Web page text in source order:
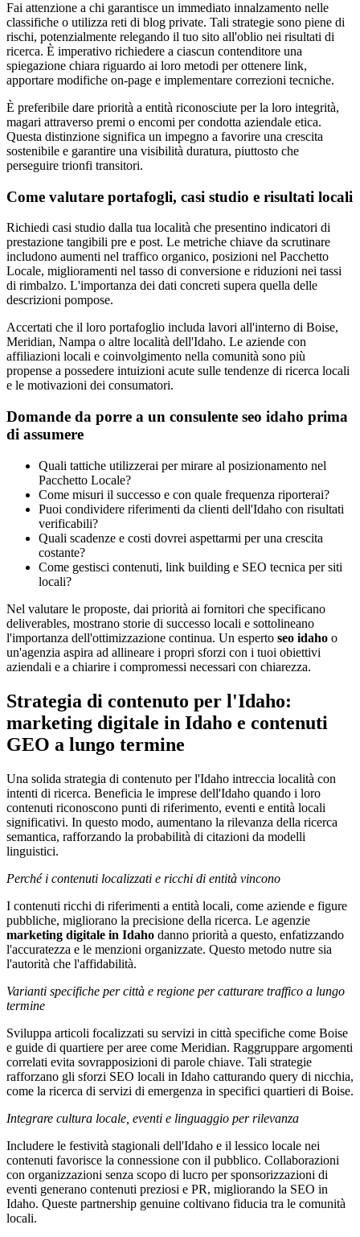
Fai attenzione a chi garantisce un immediato innalzamento nelle
classifiche o utilizza reti di blog private. Tali strategie sono piene di
rischi, potenzialmente relegando il tuo sito all'oblio nei risultati di
ricerca. È imperativo richiedere a ciascun contenditore una
spiegazione chiara riguardo ai loro metodi per ottenere link,
apportare modifiche on-page e implementare correzioni tecniche.
È preferibile dare priorità a entità riconosciute per la loro integrità,
magari attraverso premi o encomi per condotta aziendale etica.
Questa distinzione significa un impegno a favorire una crescita
sostenibile e garantire una visibilità duratura, piuttosto che
perseguire trionfi transitori.
Come valutare portafogli, casi studio e risultati locali
Richiedi casi studio dalla tua località che presentino indicatori di
prestazione tangibili pre e post. Le metriche chiave da scrutinare
includono aumenti nel traffico organico, posizioni nel Pacchetto
Locale, miglioramenti nel tasso di conversione e riduzioni nei tassi
di rimbalzo. L'importanza dei dati concreti supera quella delle
descrizioni pompose.
Accertati che il loro portafoglio includa lavori all'interno di Boise,
Meridian, Nampa o altre località dell'Idaho. Le aziende con
affiliazioni locali e coinvolgimento nella comunità sono più
propense a possedere intuizioni acute sulle tendenze di ricerca locali
e le motivazioni dei consumatori.
Domande da porre a un consulente seo idaho prima
di assumere
Quali tattiche utilizzerai per mirare al posizionamento nel
Pacchetto Locale?
Come misuri il successo e con quale frequenza riporterai?
Puoi condividere riferimenti da clienti dell'Idaho con risultati
verificabili?
Quali scadenze e costi dovrei aspettarmi per una crescita
costante?
Come gestisci contenuti, link building e SEO tecnica per siti
locali?
Nel valutare le proposte, dai priorità ai fornitori che specificano
deliverables, mostrano storie di successo locali e sottolineano
l'importanza dell'ottimizzazione continua. Un esperto seo idaho o
un'agenzia aspira ad allineare i propri sforzi con i tuoi obiettivi
aziendali e a chiarire i compromessi necessari con chiarezza.
Strategia di contenuto per l'Idaho:
marketing digitale in Idaho e contenuti
GEO a lungo termine
Una solida strategia di contenuto per l'Idaho intreccia località con
intenti di ricerca. Beneficia le imprese dell'Idaho quando i loro
contenuti riconoscono punti di riferimento, eventi e entità locali
significativi. In questo modo, aumentano la rilevanza della ricerca
semantica, rafforzando la probabilità di citazioni da modelli
linguistici.
Perché i contenuti localizzati e ricchi di entità vincono
I contenuti ricchi di riferimenti a entità locali, come aziende e figure
pubbliche, migliorano la precisione della ricerca. Le agenzie
marketing digitale in Idaho danno priorità a questo, enfatizzando
l'accuratezza e le menzioni organizzate. Questo metodo nutre sia
l'autorità che l'affidabilità.
Varianti specifiche per città e regione per catturare traffico a lungo
termine
Sviluppa articoli focalizzati su servizi in città specifiche come Boise
e guide di quartiere per aree come Meridian. Raggruppare argomenti
correlati evita sovrapposizioni di parole chiave. Tali strategie
rafforzano gli sforzi SEO locali in Idaho catturando query di nicchia,
come la ricerca di servizi di emergenza in specifici quartieri di Boise.
Integrare cultura locale, eventi e linguaggio per rilevanza
Includere le festività stagionali dell'Idaho e il lessico locale nei
contenuti favorisce la connessione con il pubblico. Collaborazioni
con organizzazioni senza scopo di lucro per sponsorizzazioni di
eventi generano contenuti preziosi e PR, migliorando la SEO in
Idaho. Queste partnership genuine coltivano fiducia tra le comunità
locali.